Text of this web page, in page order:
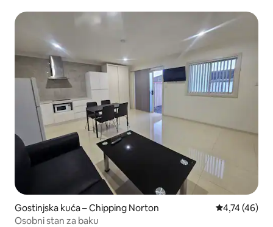
Gostinjska kuća – Chipping Norton Prosječna
4,74 (46)
Osobni stan za baku